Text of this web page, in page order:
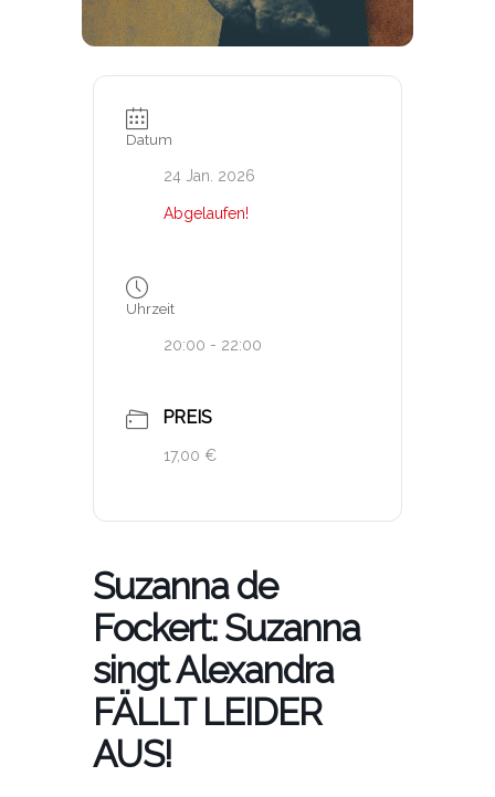
Datum
24 Jan. 2026
Abgelaufen!
Uhrzeit
20:00 - 22:00
PREIS
17,00 €
Suzanna de
Fockert: Suzanna
singt Alexandra
FÄLLT LEIDER
AUS!